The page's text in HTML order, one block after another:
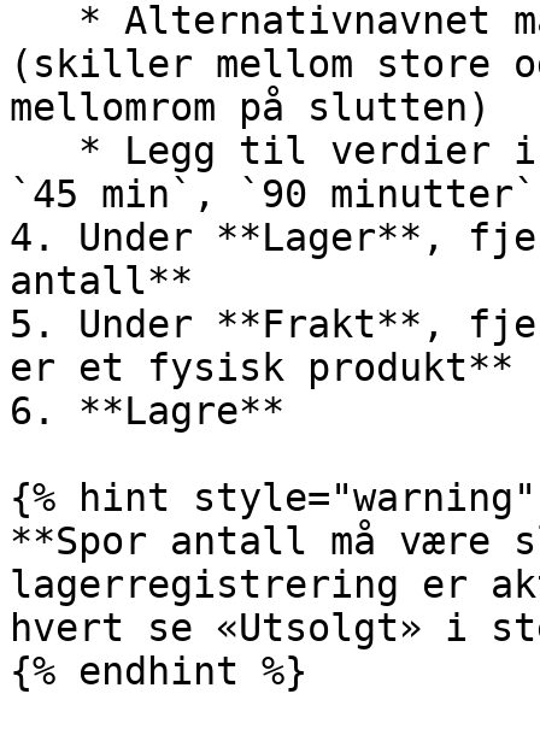
(skiller mellom store
mellomrom på slutten)
`45 min`, `90
4. Under **Lager**,
antall**
5. Under **Frakt**,
er et fysisk produkt**
6. **Lagre**
{% hint style="warning"
**Spor antall må være
lagerregistrering er
hvert se «Utsolgt» i
{% endhint %}